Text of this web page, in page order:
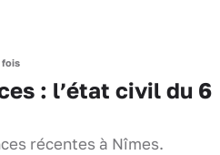
fois
: l’état civil du 6
récentes à Nîmes.